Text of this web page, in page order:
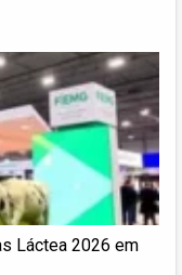
Láctea 2026 em